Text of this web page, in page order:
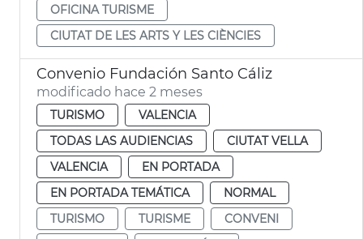
OFICINA TURISME
CIUTAT DE LES ARTS Y LES CIÈNCIES
Convenio Fundación Santo Cáliz
modificado hace 2 meses
TURISMO
VALENCIA
TODAS LAS AUDIENCIAS
CIUTAT VELLA
VALENCIA
EN PORTADA
EN PORTADA TEMÁTICA
NORMAL
TURISMO
TURISME
CONVENI